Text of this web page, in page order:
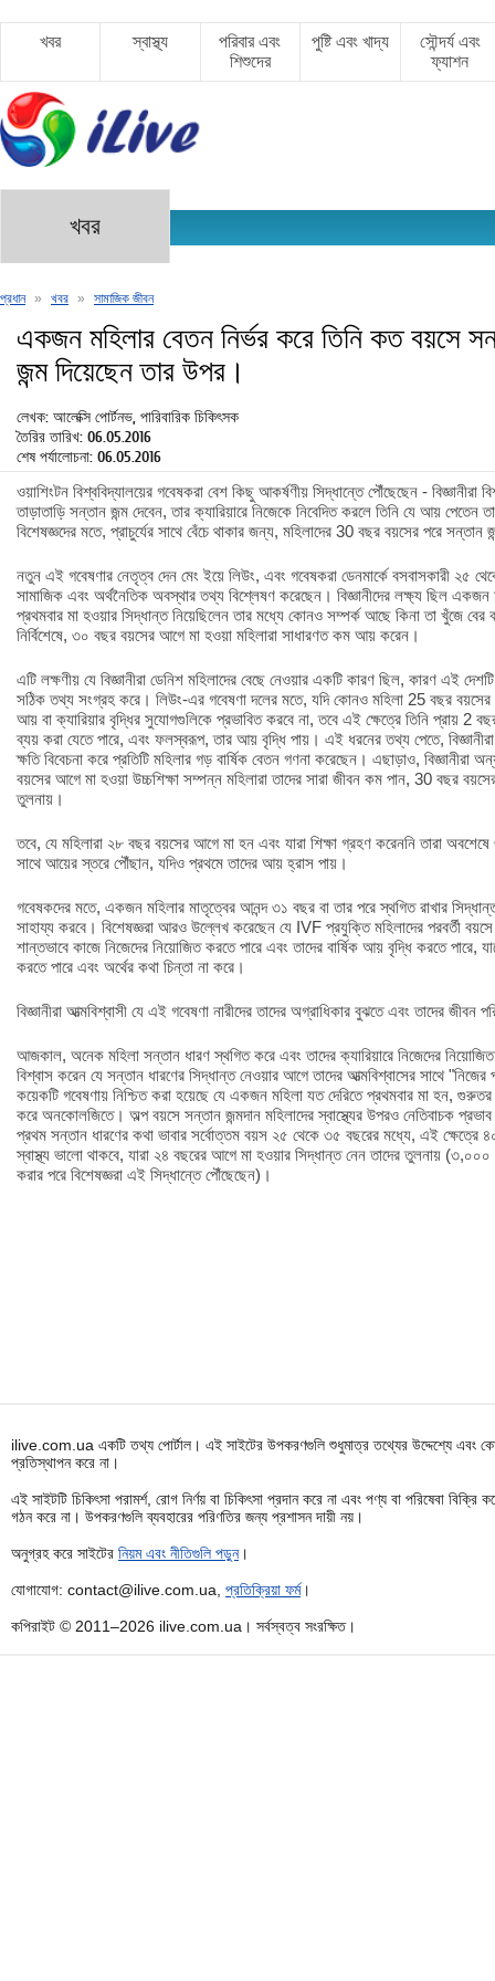
খবর স্বাস্থ্য
পরিবার এবং
শিশুদের
পুষ্টি এবং খাদ্য
সৌন্দর্য এবং
ফ্যাশন
খবর
প্রধান » খবর » সামাজিক জীবন
একজন মহিলার বেতন নির্ভর করে তিনি কত বয়সে
জন্ম দিয়েছেন তার উপর।
লেখক: আলেক্সি পোর্টনভ, পারিবারিক চিকিৎসক
তৈরির তারিখ: 06.05.2016
শেষ পর্যালোচনা: 06.05.2016
ওয়াশিংটন বিশ্ববিদ্যালয়ের গবেষকরা বেশ কিছু আকর্ষণীয় সিদ্ধান্তে পৌঁছেছেন -
তাড়াতাড়ি সন্তান জন্ম দেবেন, তার ক্যারিয়ারে নিজেকে নিবেদিত করলে তিনি যে আয় পেতেন
বিশেষজ্ঞদের মতে, প্রাচুর্যের সাথে বেঁচে থাকার জন্য, মহিলাদের 30 বছর বয়সের পরে
নতুন এই গবেষণার নেতৃত্ব দেন মেং ইয়ে লিউং, এবং গবেষকরা ডেনমার্কে বসবাসকারী ২৫
সামাজিক এবং অর্থনৈতিক অবস্থার তথ্য বিশ্লেষণ করেছেন। বিজ্ঞানীদের লক্ষ্য ছিল একজন
প্রথমবার মা হওয়ার সিদ্ধান্ত নিয়েছিলেন তার মধ্যে কোনও সম্পর্ক আছে কিনা তা খুঁজে বের
নির্বিশেষে, ৩০ বছর বয়সের আগে মা হওয়া মহিলারা সাধারণত কম আয় করেন।
এটি লক্ষণীয় যে বিজ্ঞানীরা ডেনিশ মহিলাদের বেছে নেওয়ার একটি কারণ ছিল, কারণ এই
সঠিক তথ্য সংগ্রহ করে। লিউং-এর গবেষণা দলের মতে, যদি কোনও মহিলা 25 বছর
আয় বা ক্যারিয়ার বৃদ্ধির সুযোগগুলিকে প্রভাবিত করবে না, তবে এই ক্ষেত্রে তিনি প্রায় 2
ব্যয় করা যেতে পারে, এবং ফলস্বরূপ, তার আয় বৃদ্ধি পায়। এই ধরনের তথ্য পেতে, বিজ্ঞানীরা
ক্ষতি বিবেচনা করে প্রতিটি মহিলার গড় বার্ষিক বেতন গণনা করেছেন। এছাড়াও,
বয়সের আগে মা হওয়া উচ্চশিক্ষা সম্পন্ন মহিলারা তাদের সারা জীবন কম পান, 30 বছর বয়সের
তুলনায়।
তবে, যে মহিলারা ২৮ বছর বয়সের আগে মা হন এবং যারা শিক্ষা গ্রহণ করেননি তারা অবশেষে
সাথে আয়ের স্তরে পৌঁছান, যদিও প্রথমে তাদের আয় হ্রাস পায়।
গবেষকদের মতে, একজন মহিলার মাতৃত্বের আনন্দ ৩১ বছর বা তার পরে স্থগিত রাখার
সাহায্য করবে। বিশেষজ্ঞরা আরও উল্লেখ করেছেন যে IVF প্রযুক্তি মহিলাদের পরবর্তী
শান্তভাবে কাজে নিজেদের নিয়োজিত করতে পারে এবং তাদের বার্ষিক আয় বৃদ্ধি করতে পারে,
করতে পারে এবং অর্থের কথা চিন্তা না করে।
বিজ্ঞানীরা আত্মবিশ্বাসী যে এই গবেষণা নারীদের তাদের অগ্রাধিকার বুঝতে এবং তাদের জীবন
আজকাল, অনেক মহিলা সন্তান ধারণ স্থগিত করে এবং তাদের ক্যারিয়ারে নিজেদের
বিশ্বাস করেন যে সন্তান ধারণের সিদ্ধান্ত নেওয়ার আগে তাদের আত্মবিশ্বাসের সাথে
কয়েকটি গবেষণায় নিশ্চিত করা হয়েছে যে একজন মহিলা যত দেরিতে প্রথমবার মা হন,
করে অনকোলজিতে। অল্প বয়সে সন্তান জন্মদান মহিলাদের স্বাস্থ্যের উপরও নেতিবাচক
প্রথম সন্তান ধারণের কথা ভাবার সর্বোত্তম বয়স ২৫ থেকে ৩৫ বছরের মধ্যে, এই ক্ষেত্রে
স্বাস্থ্য ভালো থাকবে, যারা ২৪ বছরের আগে মা হওয়ার সিদ্ধান্ত নেন তাদের তুলনায়
করার পরে বিশেষজ্ঞরা এই সিদ্ধান্তে পৌঁছেছেন)।
ilive.com.ua একটি তথ্য পোর্টাল। এই সাইটের উপকরণগুলি শুধুমাত্র তথ্যের উদ্দেশ্যে এবং
প্রতিস্থাপন করে না।
এই সাইটটি চিকিৎসা পরামর্শ, রোগ নির্ণয় বা চিকিৎসা প্রদান করে না এবং পণ্য বা পরিষেবা
গঠন করে না। উপকরণগুলি ব্যবহারের পরিণতির জন্য প্রশাসন দায়ী নয়।
অনুগ্রহ করে সাইটের নিয়ম এবং নীতিগুলি পড়ুন।
যোগাযোগ: contact@ilive.com.ua, প্রতিক্রিয়া ফর্ম।
কপিরাইট © 2011–2026 ilive.com.ua। সর্বস্বত্ব সংরক্ষিত।